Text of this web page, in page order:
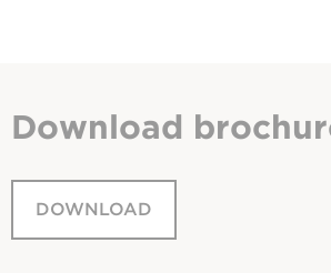
Download
DOWNLOAD